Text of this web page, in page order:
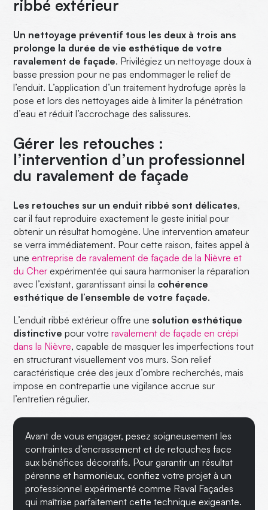
ribbé extérieur
Un nettoyage préventif tous les deux à trois ans
prolonge la durée de vie esthétique de votre
ravalement de façade. Privilégiez un nettoyage doux à
basse pression pour ne pas endommager le relief de
l’enduit. L’application d’un traitement hydrofuge après la
pose et lors des nettoyages aide à limiter la pénétration
d’eau et réduit l’accrochage des salissures.
Gérer les retouches :
l’intervention d’un professionnel
du ravalement de façade
Les retouches sur un enduit ribbé sont délicates,
car il faut reproduire exactement le geste initial pour
obtenir un résultat homogène. Une intervention amateur
se verra immédiatement. Pour cette raison, faites appel à
uneentreprise de ravalement de façade de la Nièvre et
du Cher expérimentée qui saura harmoniser la réparation
avec l’existant, garantissant ainsi la cohérence
esthétique de l’ensemble de votre façade.
L’enduit ribbé extérieur offre une solution esthétique
distinctive pour votreravalement de façade en crépi
dans la Nièvre, capable de masquer les imperfections tout
en structurant visuellement vos murs. Son relief
caractéristique crée des jeux d’ombre recherchés, mais
impose en contrepartie une vigilance accrue sur
l’entretien régulier.
Avant de vous engager, pesez soigneusement les
contraintes d’encrassement et de retouches face
aux bénéfices décoratifs. Pour garantir un résultat
pérenne et harmonieux, confiez votre projet à un
professionnel expérimenté comme Raval Façades
qui maîtrise parfaitement cette technique exigeante.